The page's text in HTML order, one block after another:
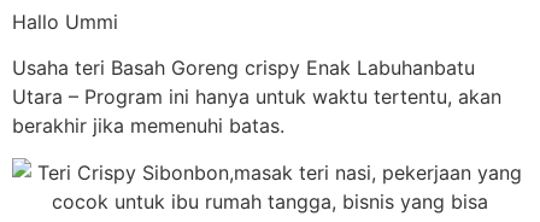
Hallo Ummi
Usaha teri Basah Goreng crispy Enak Labuhanbatu
Utara – Program ini hanya untuk waktu tertentu, akan
berakhir jika memenuhi batas.